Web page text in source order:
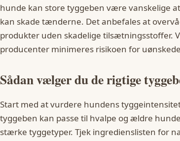
hunde kan store tyggeben være vanskelige
kan skade tænderne. Det anbefales at
produkter uden skadelige tilsætningsstoffer.
producenter minimeres risikoen for
Sådan vælger du de rigtige
Start med at vurdere hundens
tyggeben kan passe til hvalpe og ældre
stærke tyggetyper. Tjek ingredienslisten for